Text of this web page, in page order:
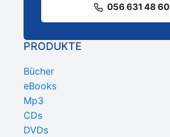
056 631 48 60
PRODUKTE
Bücher
eBooks
Mp3
CDs
DVDs